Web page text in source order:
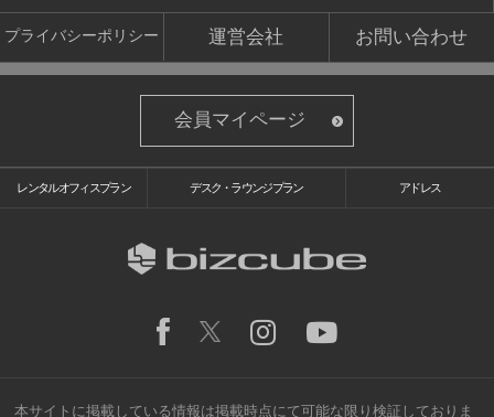
プライバシーポリシー 運営会社 お問い合わせ
会員マイページ
レンタルオフィスプラン デスク・ラウンジプラン アドレス
本サイトに掲載している情報は掲載時点にて可能な限り検証しておりま